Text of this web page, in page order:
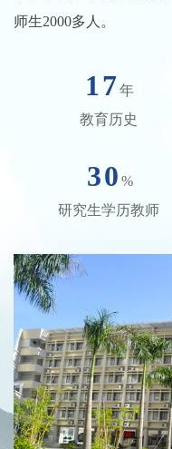
师生2000多人。
17年
教育历史
30 %
研究生学历教师